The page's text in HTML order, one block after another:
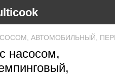
АВТОМОБИЛЬНЫЙ,
насосом,